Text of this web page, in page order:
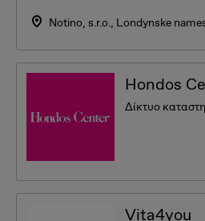
Notino, s.r.o., Londynske
Hondos
Δίκτυο
Vita4you